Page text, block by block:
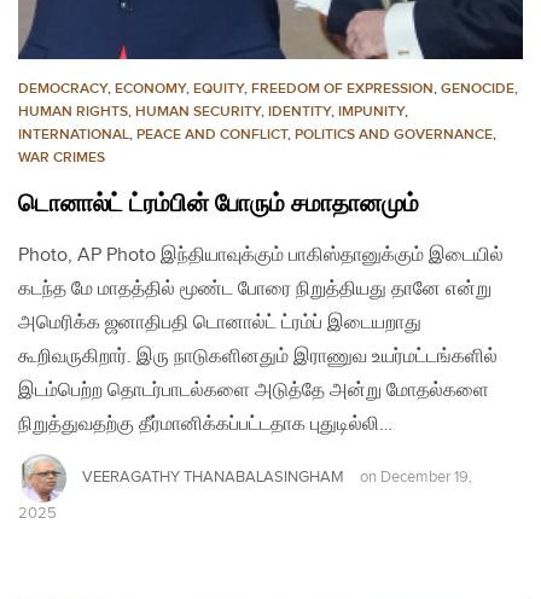
DEMOCRACY, ECONOMY, EQUITY, FREEDOM OF EXPRESSION, GENOCIDE,
HUMAN RIGHTS, HUMAN SECURITY, IDENTITY, IMPUNITY,
INTERNATIONAL, PEACE AND CONFLICT, POLITICS AND GOVERNANCE,
WAR CRIMES
டொனால்ட் ட்ரம்பின் போரும் சமாதானமும்
Photo, AP Photo இந்தியாவுக்கும் பாகிஸ்தானுக்கும் இடையில்
கடந்த மே மாதத்தில் மூண்ட போரை நிறுத்தியது தானே என்று
அமெரிக்க ஜனாதிபதி டொனால்ட் ட்ரம்ப் இடையறாது
கூறிவருகிறார். இரு நாடுகளினதும் இராணுவ உயர்மட்டங்களில்
இடம்பெற்ற தொடர்பாடல்களை அடுத்தே அன்று மோதல்களை
நிறுத்துவதற்கு தீர்மானிக்கப்பட்டதாக புதுடில்லி…
VEERAGATHY THANABALASINGHAM on December 19,
2025